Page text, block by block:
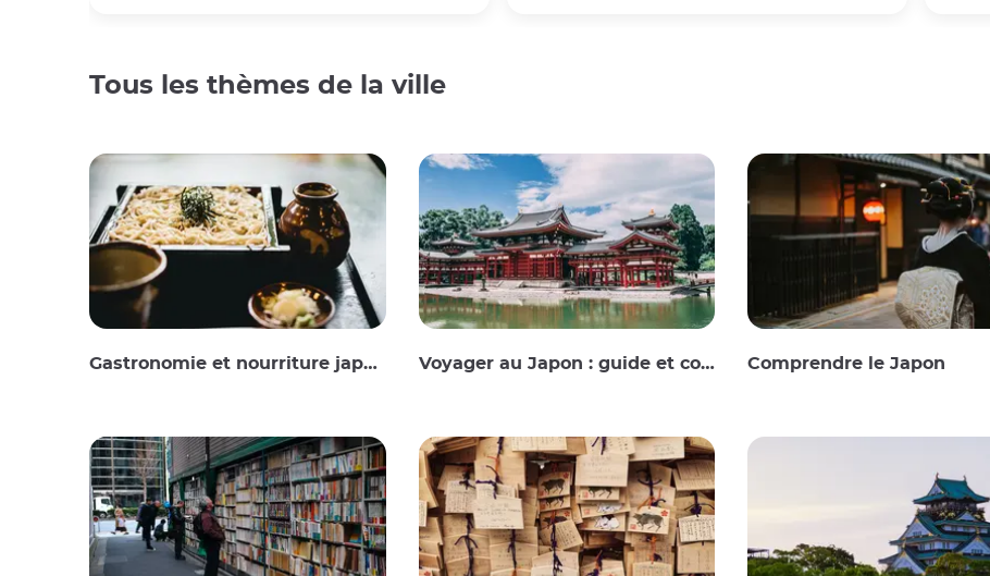
Tous les thèmes de la ville
Gastronomie et nourriture japonaise Voyager au Japon : guide et conseils Comprendre le Japon